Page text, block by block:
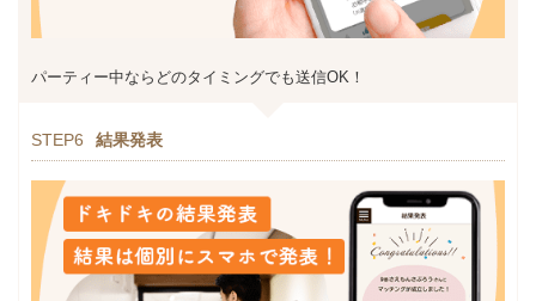
パーティー中ならどのタイミングでも送信OK！
STEP6 結果発表